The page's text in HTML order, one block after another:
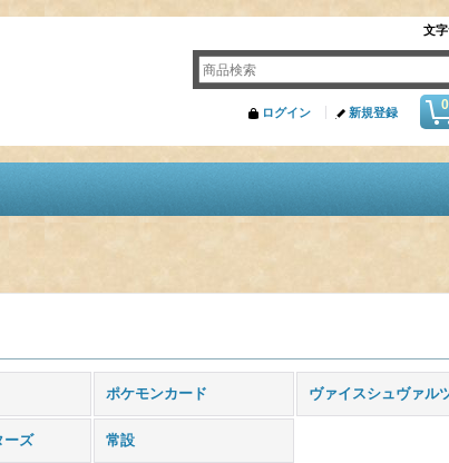
文
0
ログイン 新規登録
ポケモンカード ヴァイスシュヴァル
ーズ 常設